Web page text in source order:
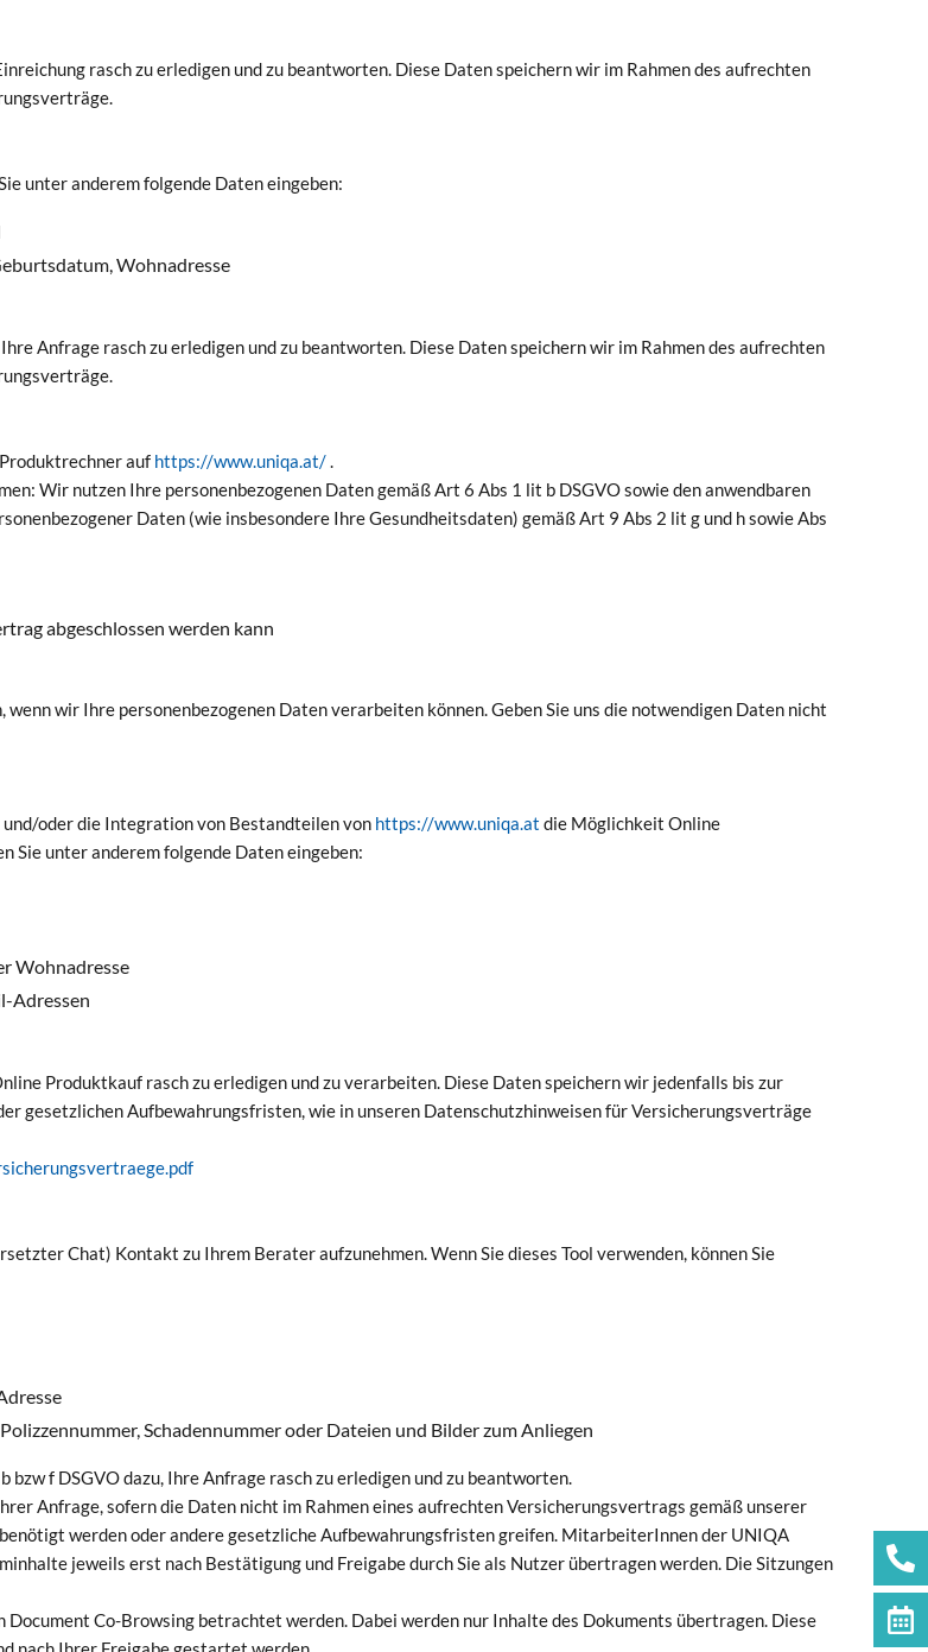
rasch zu erledigen und zu beantworten. Diese Daten speichern wir im Rahmen des aufrechten
unter anderem folgende Daten eingeben:
Wohnadresse
Anfrage rasch zu erledigen und zu beantworten. Diese Daten speichern wir im Rahmen des aufrechten
auf https://www.uniqa.at/
Wir nutzen Ihre personenbezogenen Daten gemäß Art 6 Abs 1 lit b DSGVO sowie den anwendbaren
Daten (wie insbesondere Ihre Gesundheitsdaten) gemäß Art 9 Abs 2 lit g und h sowie Abs
abgeschlossen werden kann
wir Ihre personenbezogenen Daten verarbeiten können. Geben Sie uns die notwendigen Daten nicht
oder die Integration von Bestandteilen von https://www.uniqa.at die Möglichkeit Online
Sie unter anderem folgende Daten eingeben:
Wohnadresse
Adressen
Produktkauf rasch zu erledigen und zu verarbeiten. Diese Daten speichern wir jedenfalls bis zur
gesetzlichen Aufbewahrungsfristen, wie in unseren Datenschutzhinweisen für Versicherungsverträge
Chat) Kontakt zu Ihrem Berater aufzunehmen. Wenn Sie dieses Tool verwenden, können Sie
Schadennummer oder Dateien und Bilder zum Anliegen
f DSGVO dazu, Ihre Anfrage rasch zu erledigen und zu beantworten.
Anfrage, sofern die Daten nicht im Rahmen eines aufrechten Versicherungsvertrags gemäß unserer
werden oder andere gesetzliche Aufbewahrungsfristen greifen. MitarbeiterInnen der UNIQA
jeweils erst nach Bestätigung und Freigabe durch Sie als Nutzer übertragen werden. Die Sitzungen
Co-Browsing betrachtet werden. Dabei werden nur Inhalte des Dokuments übertragen. Diese